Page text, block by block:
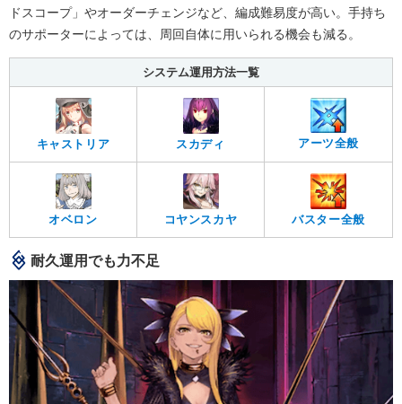
ドスコープ」やオーダーチェンジなど、編成難易度が高い。手持ち
のサポーターによっては、周回自体に用いられる機会も減る。
システム運用方法一覧
キャストリア スカディ アーツ全般
オベロン コヤンスカヤ バスター全般
耐久運用でも力不足